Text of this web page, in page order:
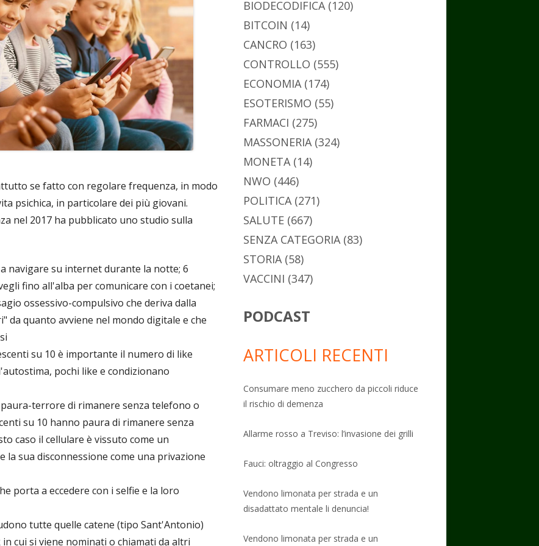
se fatto con regolare frequenza, in modo
psichica, in particolare dei più giovani.
nel 2017 ha pubblicato uno studio sulla
navigare su internet durante la notte; 6
fino all'alba per comunicare con i coetanei;
ossessivo-compulsivo che deriva dalla
da quanto avviene nel mondo digitale e che
su 10 è importante il numero di like
pochi like e condizionano
terrore di rimanere senza telefono o
su 10 hanno paura di rimanere senza
caso il cellulare è vissuto come un
sua disconnessione come una privazione
porta a eccedere con i selfie e la loro
tutte quelle catene (tipo Sant'Antonio)
cui si viene nominati o chiamati da altri
BIODECODIFICA(120)
BITCOIN (14)
CANCRO (163)
CONTROLLO (555)
ECONOMIA(174)
ESOTERISMO (55)
FARMACI (275)
MASSONERIA(324)
MONETA(14)
NWO (446)
POLITICA(271)
SALUTE (667)
SENZA CATEGORIA(83)
STORIA(58)
VACCINI (347)
PODCAST
ARTICOLI RECENTI
Consumare meno zucchero da piccoli riduce
il rischio di demenza
Allarme rosso a Treviso: l’invasione dei grilli
Fauci: oltraggio al Congresso
Vendono limonata per strada e un
disadattato mentale li denuncia!
Vendono limonata per strada e un